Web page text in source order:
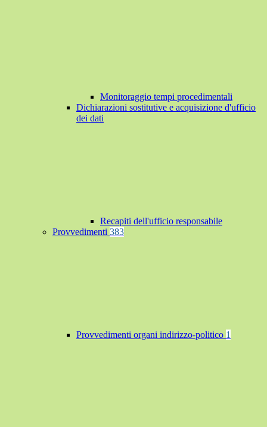
Monitoraggio tempi procedimentali
Dichiarazioni sostitutive e acquisizione d'ufficio
dei dati
Recapiti dell'ufficio responsabile
Provvedimenti 383
Provvedimenti organi indirizzo-politico 1